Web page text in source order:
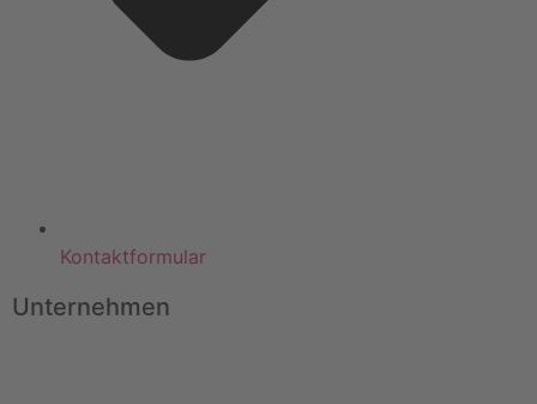
Kontaktformular
Unternehmen